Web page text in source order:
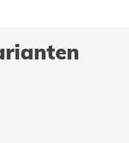
gerne wieder bei Euch